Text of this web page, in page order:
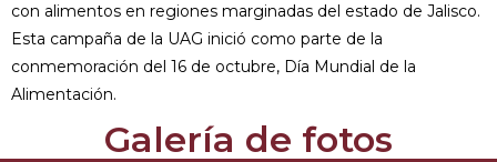
con alimentos en regiones marginadas del estado de Jalisco.
Esta campaña de la UAG inició como parte de la
conmemoración del 16 de octubre, Día Mundial de la
Alimentación.
Galería de fotos